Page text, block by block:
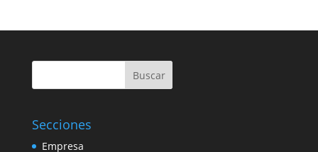
Buscar
Secciones
Empresa